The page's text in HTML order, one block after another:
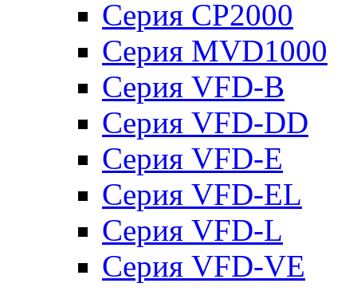
Серия CP2000
Серия MVD1000
Серия VFD-B
Серия VFD-DD
Серия VFD-E
Серия VFD-EL
Серия VFD-L
Серия VFD-VE